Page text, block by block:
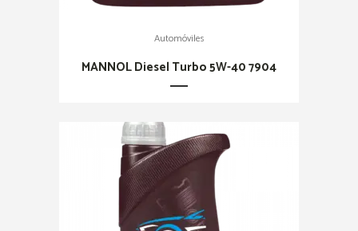
Automóviles
MANNOL Diesel Turbo 5W-40 7904